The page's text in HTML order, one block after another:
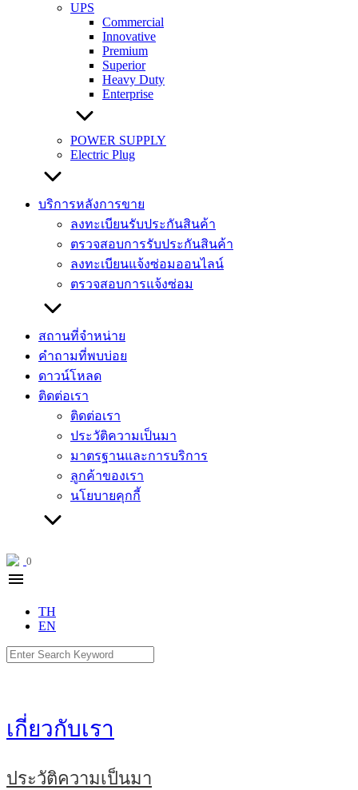
UPS
Commercial
Innovative
Premium
Superior
Heavy Duty
Enterprise
POWER SUPPLY
Electric Plug
บริการหลังการขาย
ลงทะเบียนรับประกันสินค้า
ตรวจสอบการรับประกันสินค้า
ลงทะเบียนแจ้งซ่อมออนไลน์
ตรวจสอบการแจ้งซ่อม
สถานที่จำหน่าย
คำถามที่พบบ่อย
ดาวน์โหลด
ติดต่อเรา
ติดต่อเรา
ประวัติความเป็นมา
มาตรฐานและการบริการ
ลูกค้าของเรา
นโยบายคุกกี้
0
menu
TH
EN
Search
for:
เกี่ยวกับเรา
ประวัติความเป็นมา